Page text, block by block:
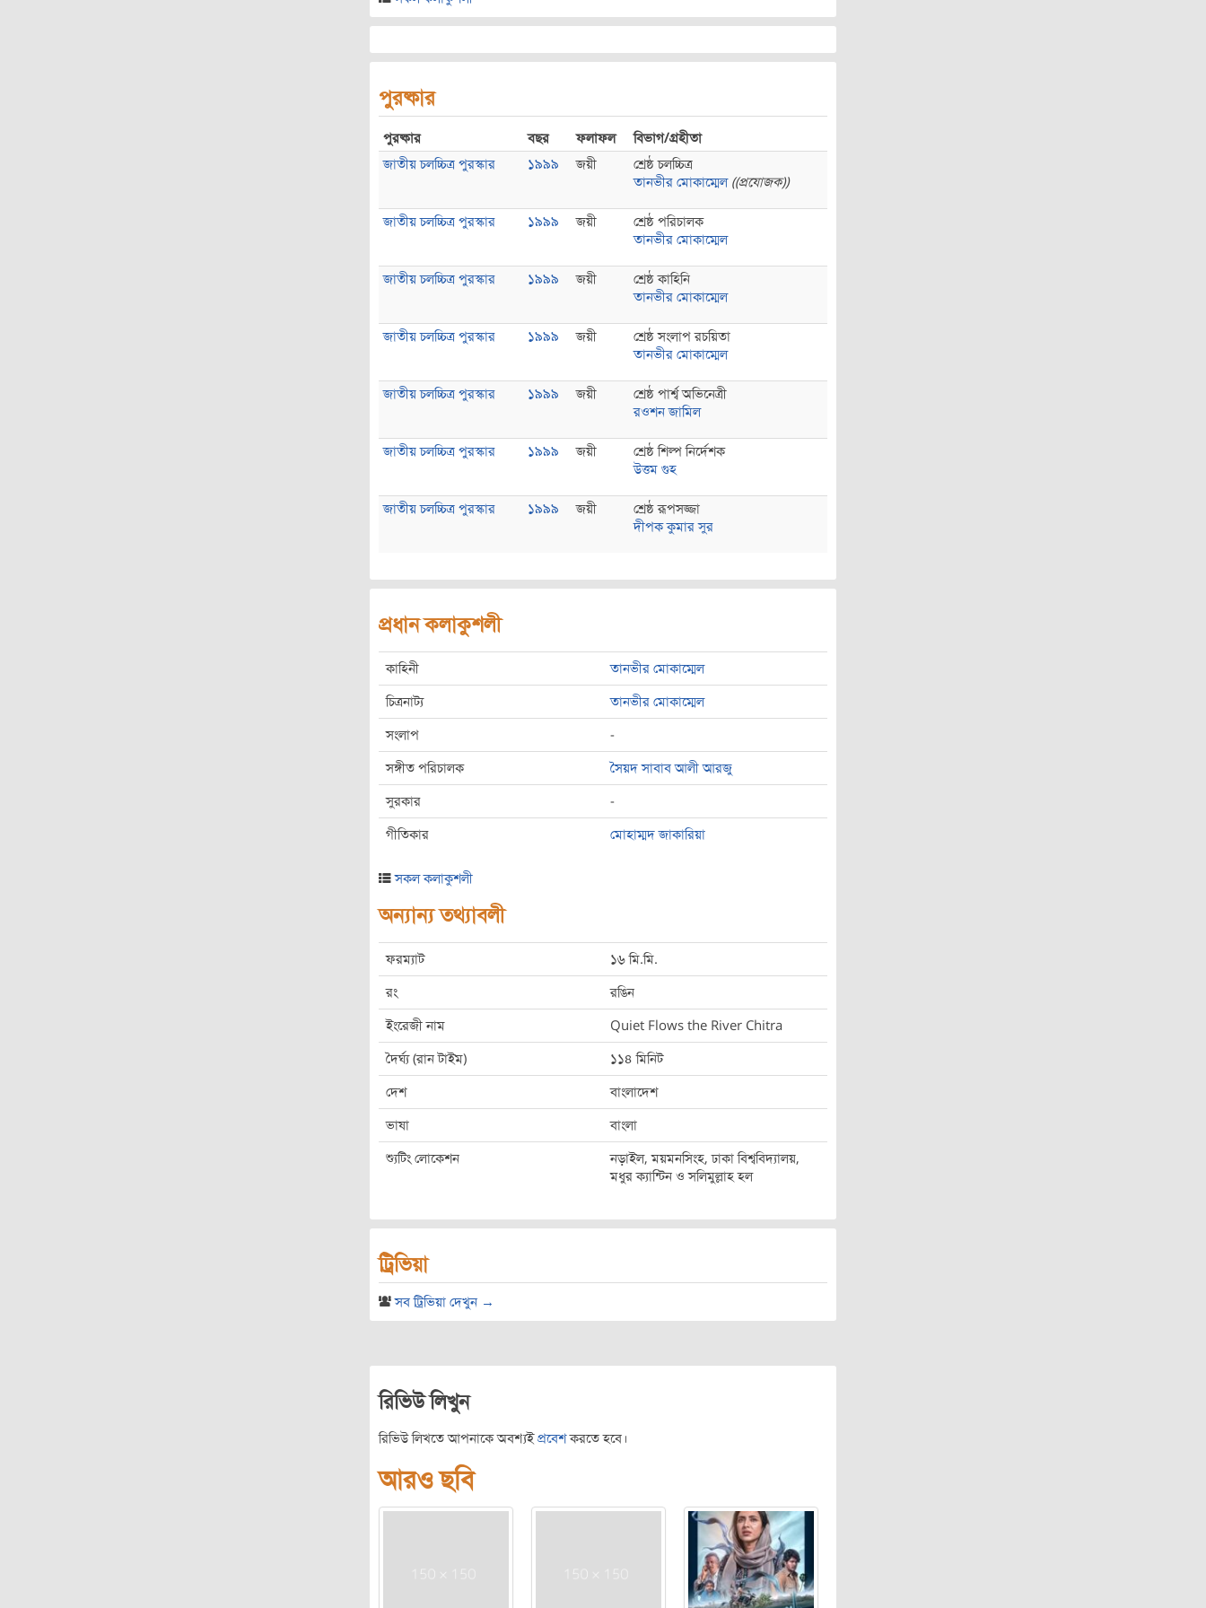
পুরষ্কার
পুরষ্কার বছর ফলাফল
বিভাগ/গ্রহীতা
জাতীয় চলচ্চিত্র পুরস্কার
১৯৯৯ জয়ী
শ্রেষ্ঠ চলচ্চিত্র
তানভীর মোকাম্মেল ((প্রযোজক))
জাতীয় চলচ্চিত্র পুরস্কার ১৯৯৯ জয়ী
শ্রেষ্ঠ পরিচালক
তানভীর মোকাম্মেল
জাতীয় চলচ্চিত্র পুরস্কার ১৯৯৯ জয়ী
শ্রেষ্ঠ কাহিনি
তানভীর মোকাম্মেল
জাতীয় চলচ্চিত্র পুরস্কার ১৯৯৯ জয়ী
শ্রেষ্ঠ সংলাপ রচয়িতা
তানভীর মোকাম্মেল
জাতীয় চলচ্চিত্র পুরস্কার ১৯৯৯ জয়ী
শ্রেষ্ঠ পার্শ্ব অভিনেত্রী
রওশন জামিল
জাতীয় চলচ্চিত্র পুরস্কার ১৯৯৯ জয়ী
শ্রেষ্ঠ শিল্প নির্দেশক
উত্তম গুহ
জাতীয় চলচ্চিত্র পুরস্কার ১৯৯৯ জয়ী
শ্রেষ্ঠ রূপসজ্জা
দীপক কুমার সুর
প্রধান কলাকুশলী
কাহিনী তানভীর মোকাম্মেল
চিত্রনাট্য তানভীর মোকাম্মেল
সংলাপ -
সঙ্গীত পরিচালক সৈয়দ সাবাব আলী আরজু
সুরকার -
গীতিকার মোহাম্মদ জাকারিয়া
সকল কলাকুশলী
অন্যান্য তথ্যাবলী
ফরম্যাট ১৬ মি.মি.
রং রঙিন
ইংরেজী নাম Quiet Flows the River Chitra
দৈর্ঘ্য (রান টাইম) ১১৪ মিনিট
দেশ বাংলাদেশ
ভাষা বাংলা
শ্যুটিং লোকেশন
নড়াইল, ময়মনসিংহ, ঢাকা বিশ্ববিদ্যালয়,
মধুর ক্যান্টিন ও সলিমুল্লাহ হল
ট্রিভিয়া
সব ট্রিভিয়া দেখুন →
রিভিউ লিখুন
রিভিউ লিখতে আপনাকে অবশ্যইপ্রবেশকরতে হবে।
আরও ছবি